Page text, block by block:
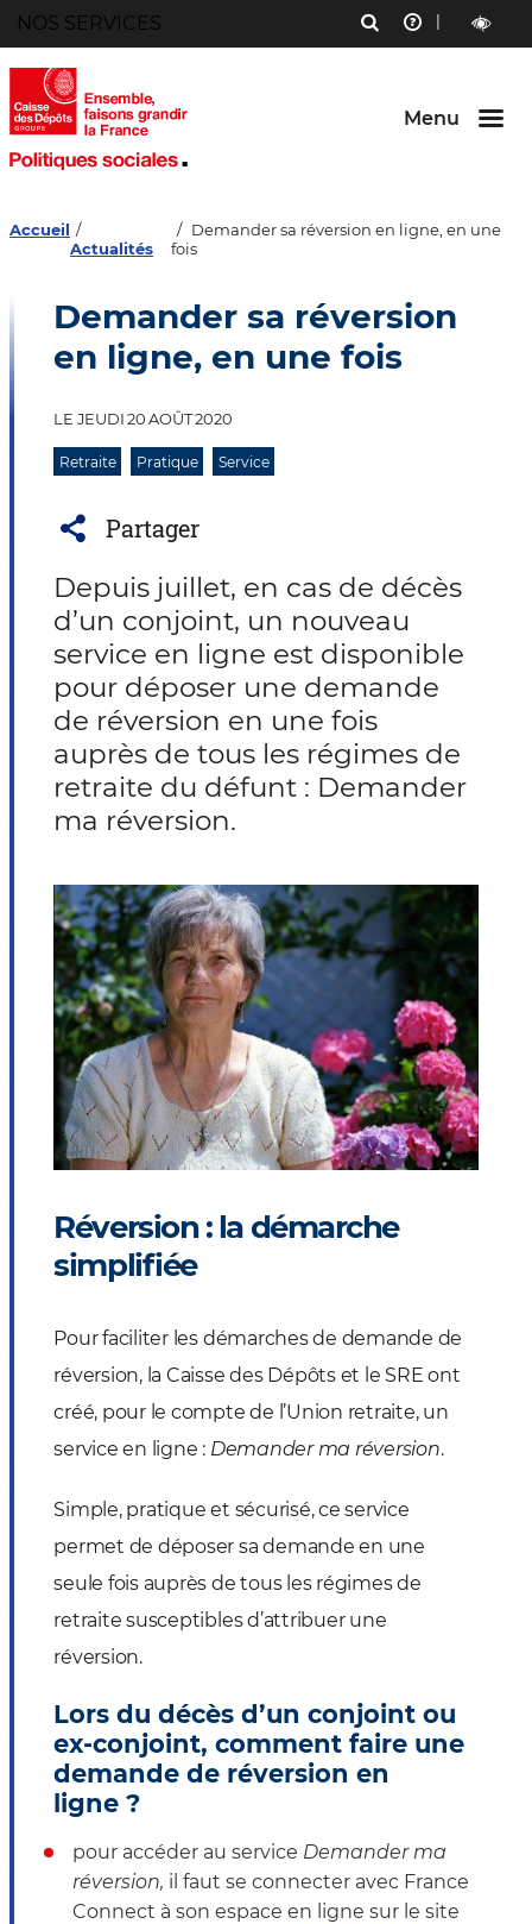
Aller au
contenu
Aller au
menu
Aller au
bouton
et
contraste
NOS SERVICES
Menu
RECHERCHE
AIDE
Menu
Accueil
Actualités
Demander sa réversion en ligne, en une
fois
Demander sa réversion
en ligne, en une fois
LE JEUDI 20 AOÛT 2020
Retraite Pratique Service
Partager
Depuis juillet, en cas de décès
d’un conjoint, un nouveau
service en ligne est disponible
pour déposer une demande
de réversion en une fois
auprès de tous les régimes de
retraite du défunt : Demander
ma réversion.
Réversion : la démarche
simplifiée
Pour faciliter les démarches de demande de
réversion, la Caisse des Dépôts et le SRE ont
créé, pour le compte de l’Union retraite, un
service en ligne : Demander ma réversion.
Simple, pratique et sécurisé, ce service
permet de déposer sa demande en une
seule fois auprès de tous les régimes de
retraite susceptibles d’attribuer une
réversion.
Lors du décès d’un conjoint ou
ex-conjoint, comment faire une
demande de réversion en
ligne ?
pour accéder au service Demander ma
réversion, il faut se connecter avec France
Connect à son espace en ligne sur le site